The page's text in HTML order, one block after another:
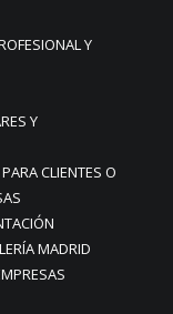
Y
Y
CLIENTES O
MADRID